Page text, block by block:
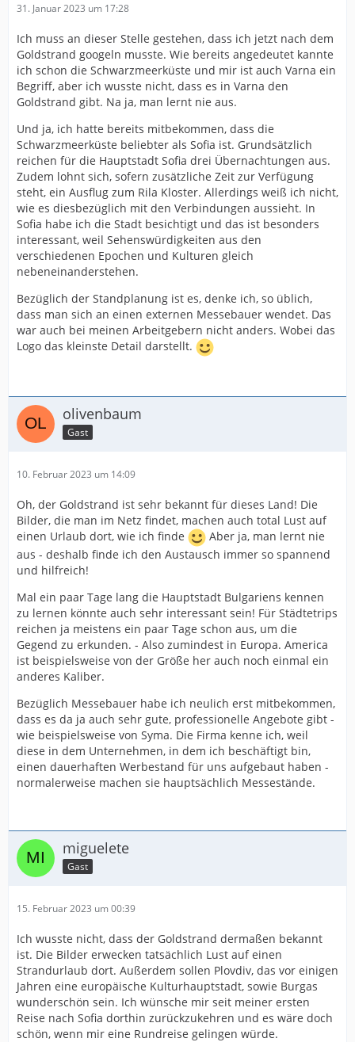
31. Januar 2023 um 17:28
Ich muss an dieser Stelle gestehen, dass ich jetzt nach dem
Goldstrand googeln musste. Wie bereits angedeutet kannte
ich schon die Schwarzmeerküste und mir ist auch Varna ein
Begriff, aber ich wusste nicht, dass es in Varna den
Goldstrand gibt. Na ja, man lernt nie aus.
Und ja, ich hatte bereits mitbekommen, dass die
Schwarzmeerküste beliebter als Sofia ist. Grundsätzlich
reichen für die Hauptstadt Sofia drei Übernachtungen aus.
Zudem lohnt sich, sofern zusätzliche Zeit zur Verfügung
steht, ein Ausflug zum Rila Kloster. Allerdings weiß ich nicht,
wie es diesbezüglich mit den Verbindungen aussieht. In
Sofia habe ich die Stadt besichtigt und das ist besonders
interessant, weil Sehenswürdigkeiten aus den
verschiedenen Epochen und Kulturen gleich
nebeneinanderstehen.
Bezüglich der Standplanung ist es, denke ich, so üblich,
dass man sich an einen externen Messebauer wendet. Das
war auch bei meinen Arbeitgebern nicht anders. Wobei das
Logo das kleinste Detail darstellt.
olivenbaum
Gast
10. Februar 2023 um 14:09
Oh, der Goldstrand ist sehr bekannt für dieses Land! Die
Bilder, die man im Netz findet, machen auch total Lust auf
einen Urlaub dort, wie ich finde
Aber ja, man lernt nie
aus - deshalb finde ich den Austausch immer so spannend
und hilfreich!
Mal ein paar Tage lang die Hauptstadt Bulgariens kennen
zu lernen könnte auch sehr interessant sein! Für Städtetrips
reichen ja meistens ein paar Tage schon aus, um die
Gegend zu erkunden. - Also zumindest in Europa. America
ist beispielsweise von der Größe her auch noch einmal ein
anderes Kaliber.
Bezüglich Messebauer habe ich neulich erst mitbekommen,
dass es da ja auch sehr gute, professionelle Angebote gibt -
wie beispielsweise von Syma. Die Firma kenne ich, weil
diese in dem Unternehmen, in dem ich beschäftigt bin,
einen dauerhaften Werbestand für uns aufgebaut haben -
normalerweise machen sie hauptsächlich Messestände.
miguelete
Gast
15. Februar 2023 um 00:39
Ich wusste nicht, dass der Goldstrand dermaßen bekannt
ist. Die Bilder erwecken tatsächlich Lust auf einen
Strandurlaub dort. Außerdem sollen Plovdiv, das vor einigen
Jahren eine europäische Kulturhauptstadt, sowie Burgas
wunderschön sein. Ich wünsche mir seit meiner ersten
Reise nach Sofia dorthin zurückzukehren und es wäre doch
schön, wenn mir eine Rundreise gelingen würde.